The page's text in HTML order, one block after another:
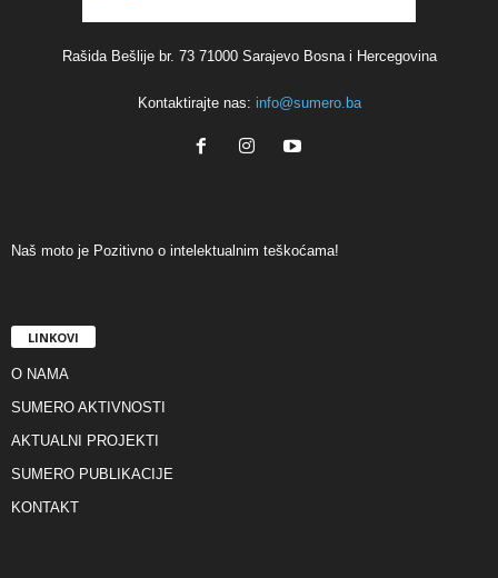
Rašida Bešlije br. 73 71000 Sarajevo Bosna i Hercegovina
Kontaktirajte nas: info@sumero.ba
Naš moto je Pozitivno o intelektualnim teškoćama!
LINKOVI
O NAMA
SUMERO AKTIVNOSTI
AKTUALNI PROJEKTI
SUMERO PUBLIKACIJE
KONTAKT